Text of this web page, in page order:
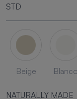
STD
Beige Blanco
NATURALLY MADE